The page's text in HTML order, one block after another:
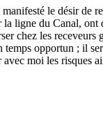
le désir de
ligne du Canal,
chez les receveurs
temps opportun ; il
moi les risques